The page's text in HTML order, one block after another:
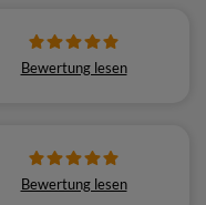
Bewertung lesen
Bewertung lesen